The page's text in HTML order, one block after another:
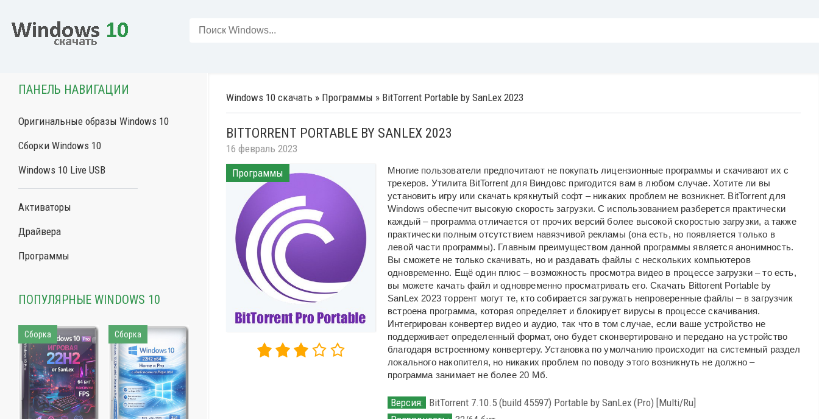
Windows 10 скачать » Программы » BitTorrent Portable by SanLex 2023
BITTORRENT PORTABLE BY SANLEX 2023
16 февраль 2023
Программы
Многие пользователи предпочитают не покупать лицензионные программы и скачивают их с
трекеров. Утилита BitTorrent для Виндовс пригодится вам в любом случае. Хотите ли вы
установить игру или скачать крякнутый софт – никаких проблем не возникнет. BitTorrent для
Windows обеспечит высокую скорость загрузки. С использованием разберется практически
каждый – программа отличается от прочих версий более высокой скоростью загрузки, а также
практически полным отсутствием навязчивой рекламы (она есть, но появляется только в
левой части программы). Главным преимуществом данной программы является анонимность.
Вы сможете не только скачивать, но и раздавать файлы с нескольких компьютеров
одновременно. Ещё один плюс – возможность просмотра видео в процессе загрузки – то есть,
вы можете качать файл и одновременно просматривать его. Скачать Bittorent Portable by
SanLex 2023 торрент могут те, кто собирается загружать непроверенные файлы – в загрузчик
встроена программа, которая определяет и блокирует вирусы в процессе скачивания.
Интегрирован конвертер видео и аудио, так что в том случае, если ваше устройство не
поддерживает определенный формат, оно будет сконвертировано и передано на устройство
благодаря встроенному конвертеру. Установка по умолчанию происходит на системный раздел
локального накопителя, но никаких проблем по поводу этого возникнуть не должно –
программа занимает не более 20 Мб.
Версия: BitTorrent 7.10.5 (build 45597) Portable by SanLex (Pro) [Multi/Ru]
ПАНЕЛЬ НАВИГАЦИИ
Оригинальные образы Windows 10
Сборки Windows 10
Windows 10 Live USB
Активаторы
Драйвера
Программы
ПОПУЛЯРНЫЕ WINDOWS 10
Сборка Сборка